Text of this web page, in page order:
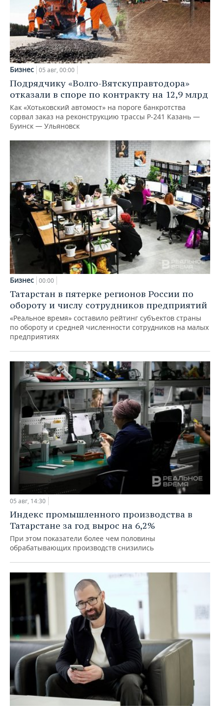
Бизнес 05 авг, 00:00
Подрядчику «Волго-Вятскуправтодора»
отказали в споре по контракту на 12,9 млрд
Как «Хотьковский автомост» на пороге банкротства
сорвал заказ на реконструкцию трассы Р‑241 Казань —
Буинск — Ульяновск
Бизнес 00:00
Татарстан в пятерке регионов России по
обороту и числу сотрудников предприятий
«Реальное время» составило рейтинг субъектов страны
по обороту и средней численности сотрудников на малых
предприятиях
05 авг, 14:30
Индекс промышленного производства в
Татарстане за год вырос на 6,2%
При этом показатели более чем половины
обрабатывающих производств снизились